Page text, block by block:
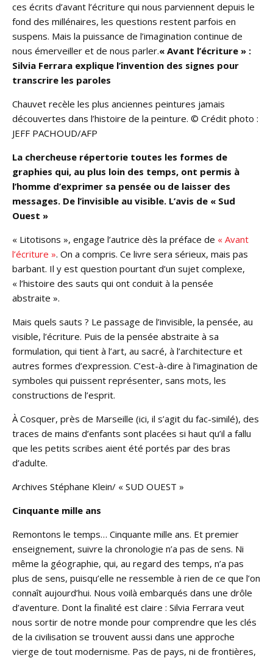
ces écrits d’avant l’écriture qui nous parviennent depuis le
fond des millénaires, les questions restent parfois en
suspens. Mais la puissance de l’imagination continue de
nous émerveiller et de nous parler.« Avant l’écriture » :
Silvia Ferrara explique l’invention des signes pour
transcrire les paroles
Chauvet recèle les plus anciennes peintures jamais
découvertes dans l’histoire de la peinture. © Crédit photo :
JEFF PACHOUD/AFP
La chercheuse répertorie toutes les formes de
graphies qui, au plus loin des temps, ont permis à
l’homme d’exprimer sa pensée ou de laisser des
messages. De l’invisible au visible. L’avis de « Sud
Ouest »
« Litotisons », engage l’autrice dès la préface de « Avant
l’écriture ». On a compris. Ce livre sera sérieux, mais pas
barbant. Il y est question pourtant d’un sujet complexe,
« l’histoire des sauts qui ont conduit à la pensée
abstraite ».
Mais quels sauts ? Le passage de l’invisible, la pensée, au
visible, l’écriture. Puis de la pensée abstraite à sa
formulation, qui tient à l’art, au sacré, à l’architecture et
autres formes d’expression. C’est-à-dire à l’imagination de
symboles qui puissent représenter, sans mots, les
constructions de l’esprit.
À Cosquer, près de Marseille (ici, il s’agit du fac-similé), des
traces de mains d’enfants sont placées si haut qu’il a fallu
que les petits scribes aient été portés par des bras
d’adulte.
Archives Stéphane Klein/ « SUD OUEST »
Cinquante mille ans
Remontons le temps… Cinquante mille ans. Et premier
enseignement, suivre la chronologie n’a pas de sens. Ni
même la géographie, qui, au regard des temps, n’a pas
plus de sens, puisqu’elle ne ressemble à rien de ce que l’on
connaît aujourd’hui. Nous voilà embarqués dans une drôle
d’aventure. Dont la finalité est claire : Silvia Ferrara veut
nous sortir de notre monde pour comprendre que les clés
de la civilisation se trouvent aussi dans une approche
vierge de tout modernisme. Pas de pays, ni de frontières,